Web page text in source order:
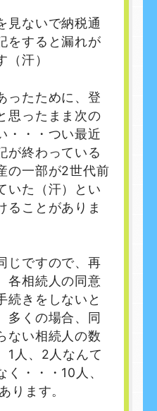
見ないで納税通
をすると漏れが
汗）
ったために、登
思ったまま次の
・・・つい最近
が終わっている
の一部が2世代前
いた（汗）とい
ることがありま
じですので、再
各相続人の同意
続きをしないと
多くの場合、同
ない相続人の数
1 人、 2 人なんて
く・・・ 10 人、
ります。